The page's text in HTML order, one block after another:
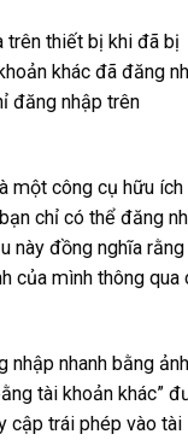
trên thiết bị khi đã bị
khác đã đăng
đăng nhập trên
một công cụ hữu
chỉ có thể đăng
này đồng nghĩa rằng
của mình thông qua
nhập nhanh bằng ảnh
tài khoản khác”
cập trái phép vào tài